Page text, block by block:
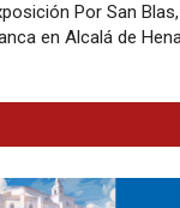
Por San
en Alcalá de